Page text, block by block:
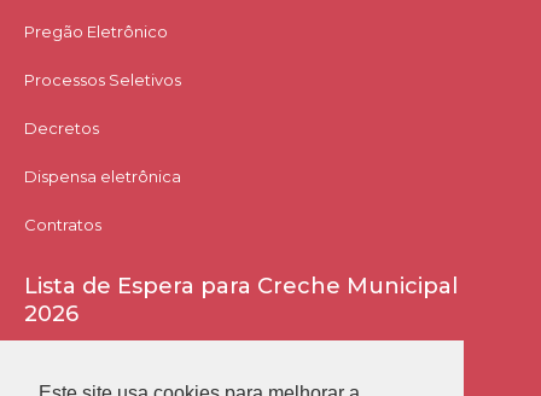
Pregão Eletrônico
Processos Seletivos
Decretos
Dispensa eletrônica
Contratos
Lista de Espera para Creche Municipal
2026